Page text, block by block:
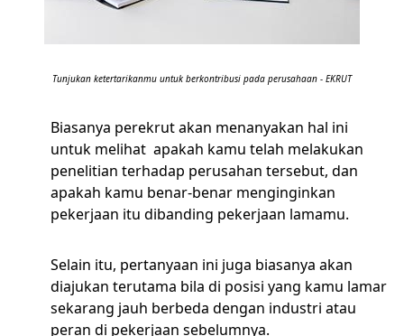
Tunjukan ketertarikanmu untuk berkontribusi pada perusahaan - EKRUT
Biasanya perekrut akan menanyakan hal ini
untuk melihat apakah kamu telah melakukan
penelitian terhadap perusahan tersebut, dan
apakah kamu benar-benar menginginkan
pekerjaan itu dibanding pekerjaan lamamu.
Selain itu, pertanyaan ini juga biasanya akan
diajukan terutama bila di posisi yang kamu lamar
sekarang jauh berbeda dengan industri atau
peran di pekerjaan sebelumnya.